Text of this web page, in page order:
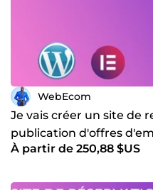
WebEcom
Je vais créer un site de
publication d'offres
À partir de 250,88 $US